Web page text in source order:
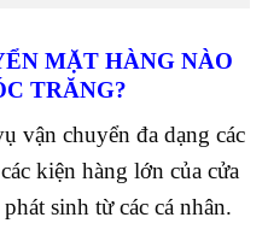
MẶT HÀNG NÀO
TRĂNG?
vận chuyển đa dạng các
kiện hàng lớn của cửa
sinh từ các cá nhân.